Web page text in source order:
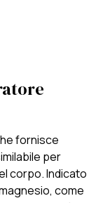
fornisce
per
corpo. Indicato
come